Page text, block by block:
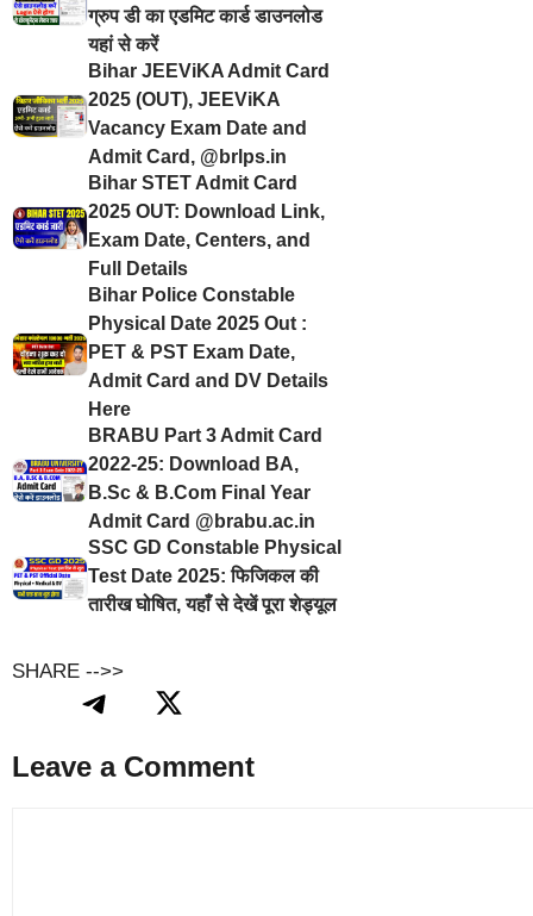
ग्रुप डी का एडमिट कार्ड डाउनलोड
यहां से करें
Bihar JEEViKA Admit Card
2025 (OUT), JEEViKA
Vacancy Exam Date and
Admit Card, @brlps.in
Bihar STET Admit Card
2025 OUT: Download Link,
Exam Date, Centers, and
Full Details
Bihar Police Constable
Physical Date 2025 Out :
PET & PST Exam Date,
Admit Card and DV Details
Here
BRABU Part 3 Admit Card
2022-25: Download BA,
B.Sc & B.Com Final Year
Admit Card @brabu.ac.in
SSC GD Constable Physical
Test Date 2025: फिजिकल की
तारीख घोषित, यहाँ से देखें पूरा शेड्यूल
SHARE -->>
Leave a Comment